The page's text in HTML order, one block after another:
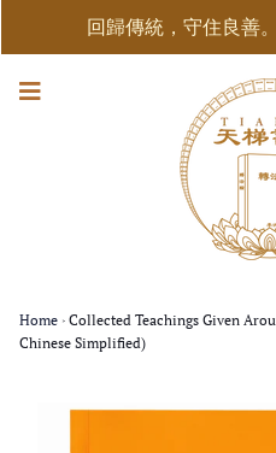
回歸傳統，守住良善
Home › Collected Teachings Given
Chinese Simplified)